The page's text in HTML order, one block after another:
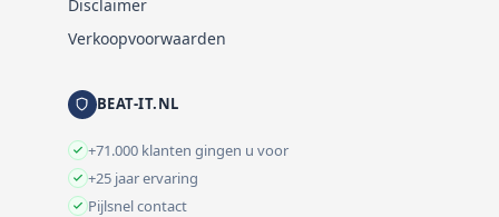
Disclaimer
Verkoopvoorwaarden
BEAT-IT.NL
+71.000 klanten gingen u voor
+25 jaar ervaring
Pijlsnel contact